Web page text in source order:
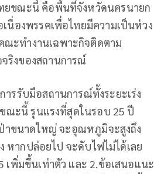
ยขณะนี้ คือพื้นที่จังหวัดนครนายก
นื่องพรรคเพื่อไทยมีความเป็นห่วง
ณะทำงานเฉพาะกิจติดตาม
ริงของสถานการณ์
รรับมือสถานการณ์ทั้งระยะเร่ง
ณะนี้ รุนแรงที่สุดในรอบ 25 ปี
าขนาดใหญ่ จะอุณหภูมิจะสูงถึง
หากปล่อยไป จะดับไฟไม่ได้เลย
เพิ่มขึ้นเท่าตัว และ 2.ข้อเสนอแนะ